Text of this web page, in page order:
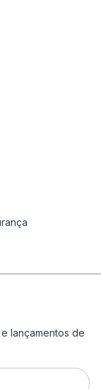
lançamentos de